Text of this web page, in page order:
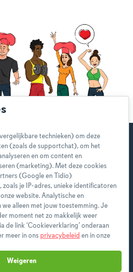
met je eerste
weekmenu!
heb je toegang tot alle
je wekelijks een nieuw
technieken) om deze
(zoals de supportchat), om het
en om content en
(marketing). Met deze cookies
(Google en Tidio)
zoals je IP-adres, unieke identificatoren
website. Analytische en
alleen met jouw toestemming. Je
moment net zo makkelijk weer
de link ‘Cookieverklaring’ onderaan
meer in ons privacybeleid en in onze
Weigeren